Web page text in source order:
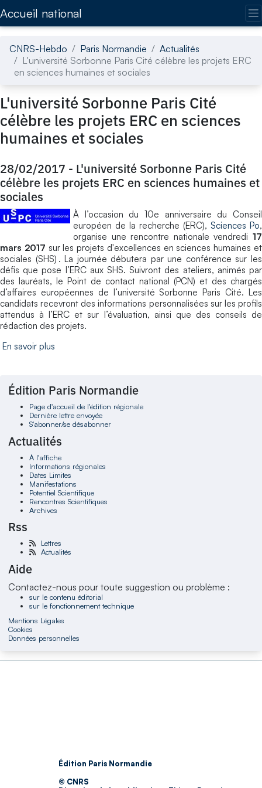
Accueil national
CNRS-Hebdo Paris Normandie
Actualités
L'université Sorbonne Paris Cité célèbre les projets ERC
en sciences humaines et sociales
L'université Sorbonne Paris Cité
célèbre les projets ERC en sciences
humaines et sociales
28/02/2017 - L'université Sorbonne Paris Cité
célèbre les projets ERC en sciences humaines et
sociales
À l’occasion du 10e anniversaire du Conseil
européen de la recherche (ERC), Sciences Po,
organise une rencontre nationale vendredi 17
mars 2017 sur les projets d'excellences en sciences humaines et
sociales (SHS) . La journée débutera par une conférence sur les
défis que pose l’ERC aux SHS. Suivront des ateliers, animés par
des lauréats, le Point de contact national (PCN) et des chargés
d’affaires européennes de l’université Sorbonne Paris Cité. Les
candidats recevront des informations personnalisées sur les profils
attendus à l’ERC et sur l’évaluation, ainsi que des conseils de
rédaction des projets.
En savoir plus
Édition Paris Normandie
Page d'accueil de l'édition régionale
Dernière lettre envoyée
S'abonner/se désabonner
Actualités
À l'affiche
Informations régionales
Dates Limites
Manifestations
Potentiel Scientifique
Rencontres Scientifiques
Archives
Rss
Lettres
Actualités
Aide
Contactez-nous pour toute suggestion ou problème :
sur le contenu éditorial
sur le fonctionnement technique
Mentions Légales
Cookies
Données personnelles
Édition Paris Normandie
© CNRS